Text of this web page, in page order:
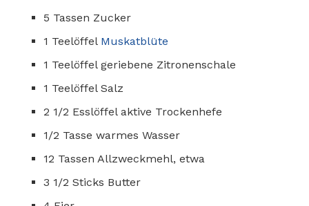
5 Tassen Zucker
1 Teelöffel Muskatblüte
1 Teelöffel geriebene Zitronenschale
1 Teelöffel Salz
2 1/2 Esslöffel aktive Trockenhefe
1/2 Tasse warmes Wasser
12 Tassen Allzweckmehl, etwa
3 1/2 Sticks Butter